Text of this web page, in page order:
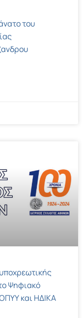
του
Ψηφιακό
και ΗΔΙΚΑ